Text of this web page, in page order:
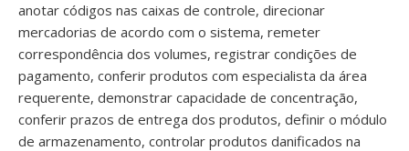
anotar códigos nas caixas de controle, direcionar
mercadorias de acordo com o sistema, remeter
correspondência dos volumes, registrar condições de
pagamento, conferir produtos com especialista da área
requerente, demonstrar capacidade de concentração,
conferir prazos de entrega dos produtos, definir o módulo
de armazenamento, controlar produtos danificados na